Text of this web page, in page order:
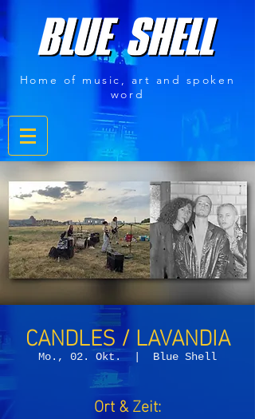
Home of music, art and spoken
word
CANDLES / LAVANDIA
Mo., 02. Okt.
  |
Blue Shell
Ort & Zeit: